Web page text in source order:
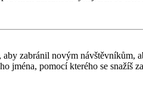
aby zabránil novým návštěvníkům,
jména, pomocí kterého se snažíš